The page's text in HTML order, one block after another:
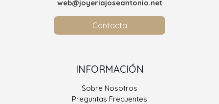
web@joyeriajoseantonio.net
Contacta
INFORMACIÓN
Sobre Nosotros
Preguntas Frecuentes